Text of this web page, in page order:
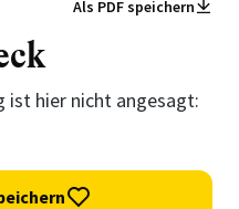
Als PDF speichern
ist hier nicht angesagt: